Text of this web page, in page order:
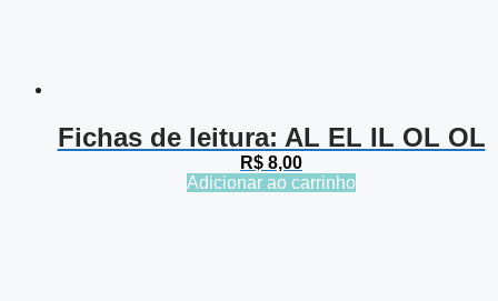
Fichas de leitura: AL EL IL OL OL
R$ 8,00
Adicionar ao carrinho